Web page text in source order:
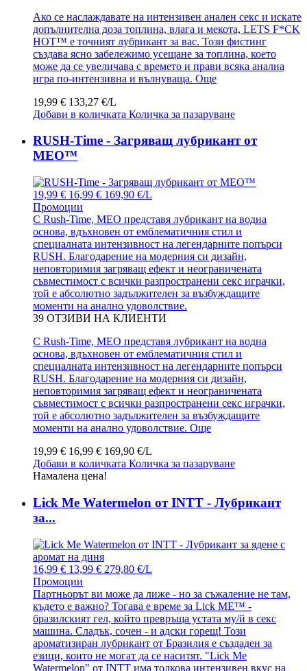
Ако се наслаждавате на интензивен анален секс и искате
допълнителна доза топлина, влага и мекота, LETS F*CK
HOT™ е точният лубрикант за вас. Този фистинг
създава ясно забележимо усещане за топлина, което
може да се увеличава с времето и прави всяка анална
игра по-интензивна и вълнуваща. Още
19,99 € 133,27 €/L
Добави в количката Количка за пазаруване
RUSH-Time - Загряващ лубрикант от
MEO™
19,99 € 16,99 € 169,90 €/L
Промоции
С Rush-Time, MEO представя лубрикант на водна
основа, вдъхновен от емблематичния стил и
специалната интензивност на легендарните попърси
RUSH. Благодарение на модерния си дизайн,
неповторимия загряващ ефект и неограничената
съвместимост с всички разпространени секс играчки,
той е абсолютно задължителен за възбуждащите
моменти на анално удоволствие.
39 ОТЗИВИ НА КЛИЕНТИ
С Rush-Time, MEO представя лубрикант на водна
основа, вдъхновен от емблематичния стил и
специалната интензивност на легендарните попърси
RUSH. Благодарение на модерния си дизайн,
неповторимия загряващ ефект и неограничената
съвместимост с всички разпространени секс играчки,
той е абсолютно задължителен за възбуждащите
моменти на анално удоволствие. Още
19,99 € 16,99 € 169,90 €/L
Добави в количката Количка за пазаруване
Намалена цена!
Lick Me Watermelon от INTT - Лубрикант
за...
16,99 € 13,99 € 279,80 €/L
Промоции
Партньорът ви може да лиже - но за съжаление не там,
където е важно? Тогава е време за Lick ME™ -
бразилският гел, който превръща устата му/й в секс
машина. Сладък, сочен - и адски горещ! Този
ароматизиран лубрикант от Бразилия е създаден за
езици, които не могат да се наситят. "Lick Me
Watermelon" от INTT има толкова интензивен вкус на